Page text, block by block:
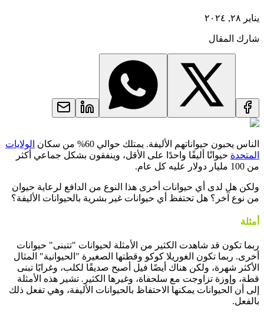
يناير ٢٨, ٢٠٢٤
شارك المقال
الناس يحبون حيواناتهم الأليفة. يمتلك حوالي 60% من سكان
الولايات
المتحدةحيوانًا أليفًا واحدًا على الأقل، وينفقون بشكل جماعي أكثر
من 100 مليار دولار عليه كل عام.
ولكن هل لدى أي حيوانات أخرى هذا النوع من الدافع لرعاية حيوان
من نوع آخر؟ هل تحتفظ أي حيوانات غير بشرية بالحيوانات الأليفة؟
أمثلة
ربما تكون قد شاهدت الكثير من الأمثلة لحيوانات "تتبنى" حيوانات
أخرى. ربما تكون الغوريلا كوكو وقطتها الصغيرة "الحيوانية" المثال
الأكثر شهرة، ولكن هناك أيضًا فيل أصبح صديقًا لكلب، وغرابًا تبنى
قطة، وإوزة تزاوجت مع سلحفاة، وغيرها الكثير. تشير هذه الأمثلة
إلى أن الحيوانات يمكنها الاحتفاظ بالحيوانات الأليفة، وهي تفعل ذلك
بالفعل.